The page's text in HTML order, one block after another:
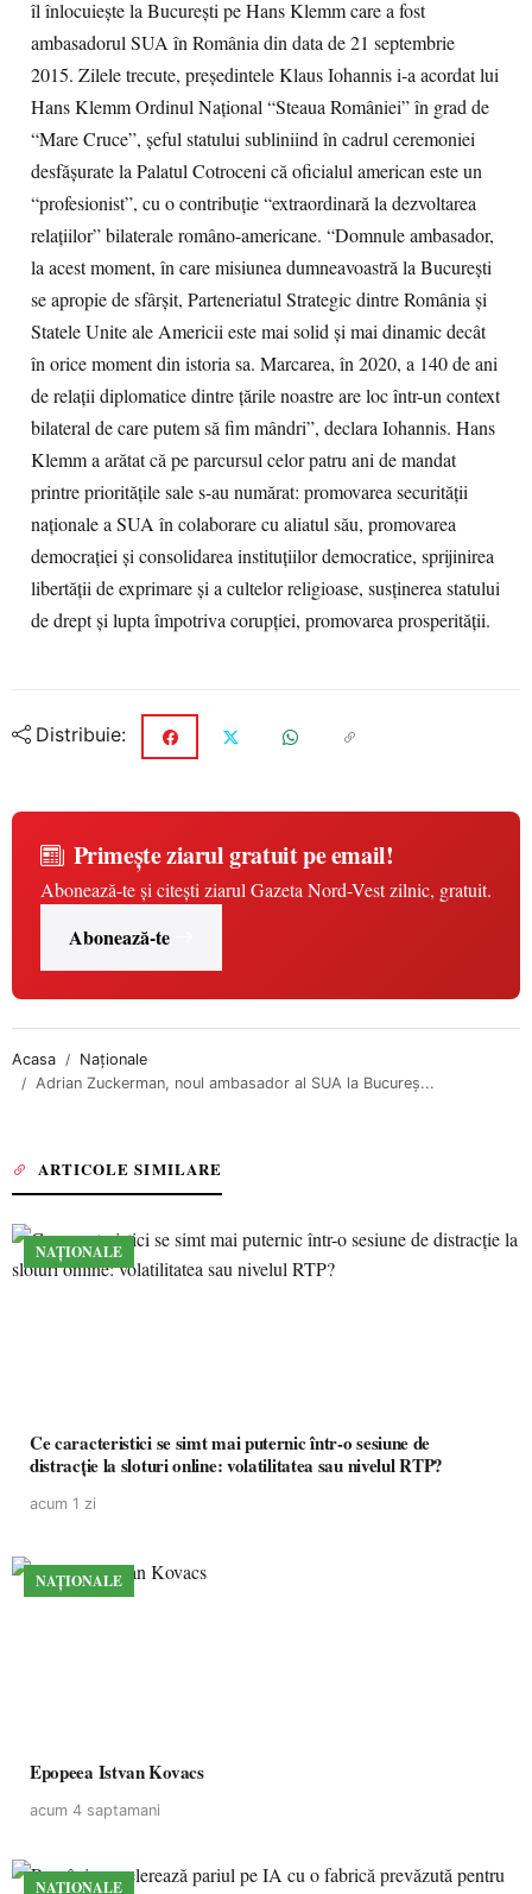
îl înlocuieşte la Bucureşti pe Hans Klemm care a fost
ambasadorul SUA în România din data de 21 septembrie
2015. Zilele trecute, preşedintele Klaus Iohannis i-a acordat lui
Hans Klemm Ordinul Naţional “Steaua României” în grad de
“Mare Cruce”, şeful statului subliniind în cadrul ceremoniei
desfăşurate la Palatul Cotroceni că oficialul american este un
“profesionist”, cu o contribuţie “extraordinară la dezvoltarea
relaţiilor” bilaterale româno-americane. “Domnule ambasador,
la acest moment, în care misiunea dumneavoastră la Bucureşti
se apropie de sfârşit, Parteneriatul Strategic dintre România şi
Statele Unite ale Americii este mai solid şi mai dinamic decât
în orice moment din istoria sa. Marcarea, în 2020, a 140 de ani
de relaţii diplomatice dintre ţările noastre are loc într-un context
bilateral de care putem să fim mândri”, declara Iohannis. Hans
Klemm a arătat că pe parcursul celor patru ani de mandat
printre priorităţile sale s-au numărat: promovarea securităţii
naţionale a SUA în colaborare cu aliatul său, promovarea
democraţiei şi consolidarea instituţiilor democratice, sprijinirea
libertăţii de exprimare şi a cultelor religioase, susţinerea statului
de drept şi lupta împotriva corupţiei, promovarea prosperităţii.
Distribuie:
Primește ziarul gratuit pe email!
Abonează-te și citești ziarul Gazeta Nord-Vest zilnic, gratuit.
Abonează-te
Acasa
Naționale
Adrian Zuckerman, noul ambasador al SUA la Bucureş...
ARTICOLE SIMILARE
NAȚIONALE
Ce caracteristici se simt mai puternic într-o sesiune de
distracție la sloturi online: volatilitatea sau nivelul RTP?
acum 1 zi
NAȚIONALE
Epopeea Istvan Kovacs
acum 4 saptamani
NAȚIONALE